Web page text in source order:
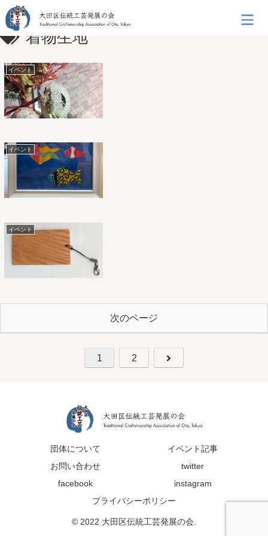
着物生地
イベント
イベント
イベント
次のページ
1 2
団体について
イベント記事
お問い合わせ
twitter
facebook
instagram
プライバシーポリシー
© 2022 大田区伝統工芸発展の会.